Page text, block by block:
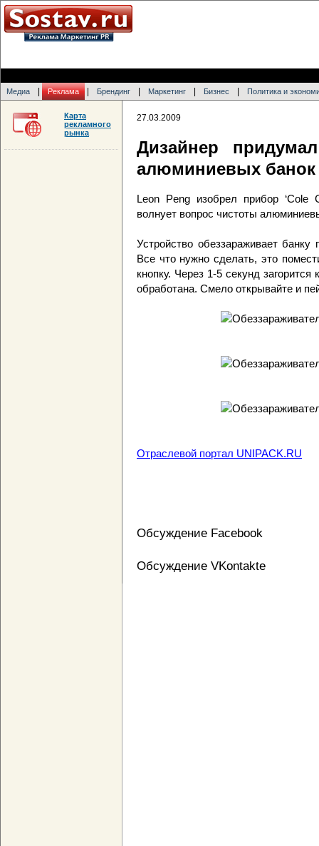
Медиа Реклама Брендинг Маркетинг Бизнес Политика и
27.03.2009
Дизайнер
алюминиевых банок
Leon Peng изобрел прибор ‘Cole
волнует вопрос чистоты
Устройство обеззараживает
Все что нужно сделать, это
кнопку. Через 1-5 секунд
обработана. Смело открывайте и
Отраслевой портал UNIPACK.RU
Обсуждение Facebook
Обсуждение VKontakte
Карта
рекламного
рынка